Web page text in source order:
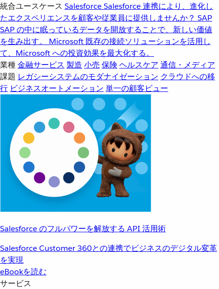
統合ユースケース SalesforceSalesforce 連携により、進化し
たエクスペリエンスを顧客や従業員に提供しませんか？ SAP
SAP の中に眠っているデータを開放することで、新しい価値
を生み出す。
Microsoft 既存の接続ソリューションを活用し
て、Microsoft への投資効果を最大化する。
業種金融サービス 製造 小売 保険 ヘルスケア 通信・メディア
課題 レガシーシステムのモダナイゼーション クラウドへの移
行 ビジネスオートメーション 単一の顧客ビュー
Salesforce のフルパワーを解放する API 活用術
Salesforce Customer 360との連携でビジネスのデジタル変革
を実現
eBookを読む
サービス